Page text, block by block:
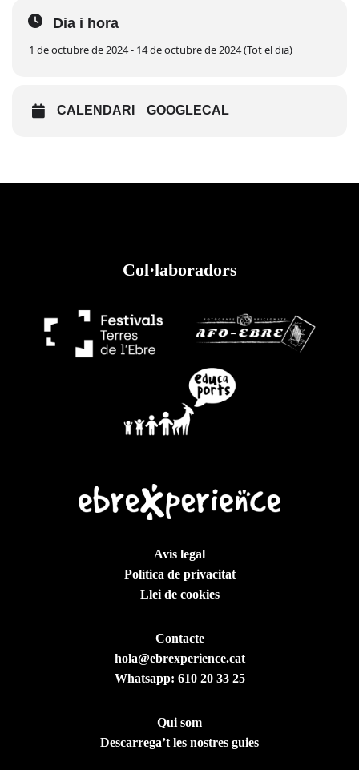
Dia i hora
1 de octubre de 2024 - 14 de octubre de 2024 (Tot el dia)
CALENDARI GOOGLECAL
Col·laboradors
Avís legal
Política de privacitat
Llei de cookies
Contacte
hola@ebrexperience.cat
Whatsapp: 610 20 33 25
Qui som
Descarrega’t les nostres guies